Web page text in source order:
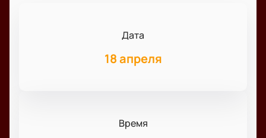
Дата
18 апреля
Время